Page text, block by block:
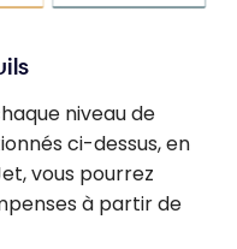
niveau de
ci-dessus, en
vous pourrez
à partir de